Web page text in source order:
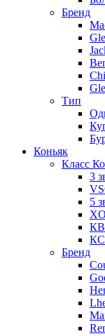
Бренд
Тип
Коньяк
Класс
3
5
XO
КВ
КС
Бренд